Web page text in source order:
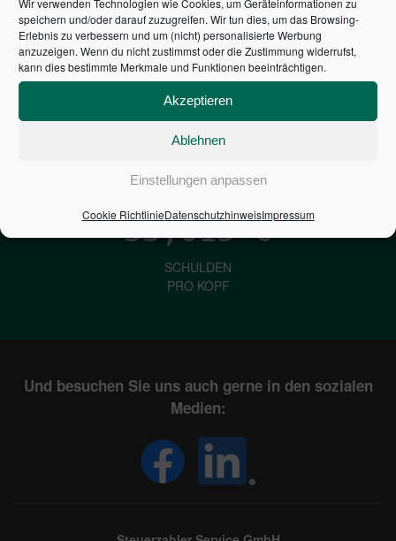
speichern und/oder darauf zuzugreifen. Wir tun dies, um das Browsing-
Erlebnis zu verbessern und um (nicht) personalisierte Werbung
anzuzeigen. Wenn du nicht zustimmst oder die Zustimmung widerrufst,
kann dies bestimmte Merkmale und Funktionen beeinträchtigen.
Akzeptieren
Ablehnen
Einstellungen anpassen
Cookie RichtlinieDatenschutzhinweisImpressum
ZINSEN
PRO SEKUNDE
2,805,798,979,236
STAATSVERSCHULDUNG
33,615€
SCHULDEN
PRO KOPF
Und besuchen Sie uns auch gerne in den sozialen
Medien: